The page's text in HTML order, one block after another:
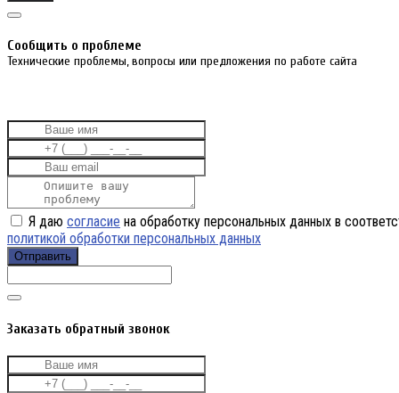
Cообщить о проблеме
Технические проблемы, вопросы или предложения по работе сайта
Я даю согласие на обработку персональных данных в
политикой обработки персональных данных
Отправить
Заказать обратный звонок